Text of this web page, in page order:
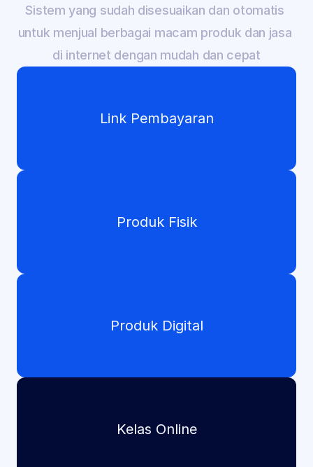
Sistem yang sudah disesuaikan dan otomatis
untuk menjual berbagai macam produk dan jasa
di internet dengan mudah dan cepat
Link Pembayaran
Produk Fisik
Produk Digital
Kelas Online